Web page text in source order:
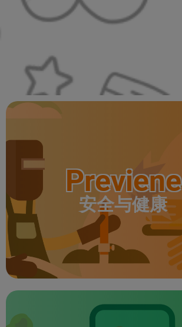
Previene
安全与健康